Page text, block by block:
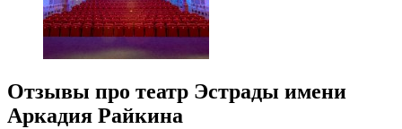
Отзывы про театр Эстрады имени
Аркадия Райкина